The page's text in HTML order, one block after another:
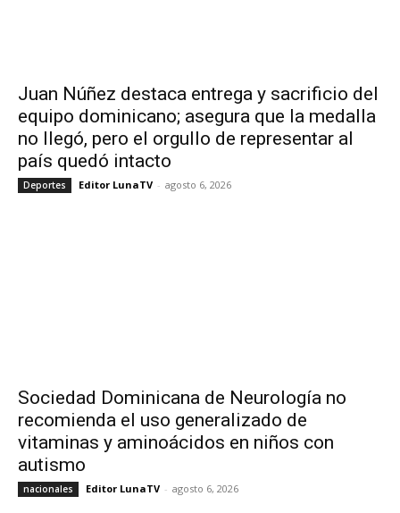
Juan Núñez destaca entrega y sacrificio del
equipo dominicano; asegura que la medalla
no llegó, pero el orgullo de representar al
país quedó intacto
Deportes Editor LunaTV - agosto 6, 2026
Sociedad Dominicana de Neurología no
recomienda el uso generalizado de
vitaminas y aminoácidos en niños con
autismo
nacionales Editor LunaTV - agosto 6, 2026